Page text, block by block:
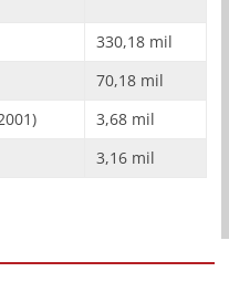
330,18 mil
70,18 mil
3,68 mil
3,16 mil